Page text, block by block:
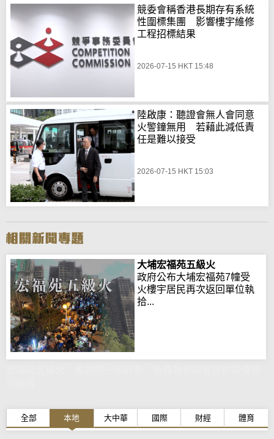
競委會稱香港長期存有系統
性圍標集團 影響樓宇維修
工程招標結果
2026-07-15 HKT 15:48
陸啟康：聽證會無人會同意
火警鐘無用 若藉此減低責
任是難以接受
2026-07-15 HKT 15:03
大埔宏福苑五級火
政府公布大埔宏福苑7幢受
火樓宇居民再次返回單位執
拾...
全部 本地 大中華 國際 財經 體育